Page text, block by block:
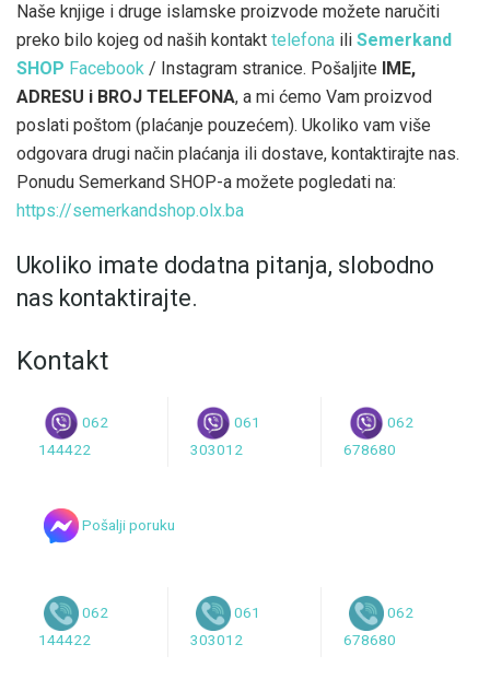
Naše knjige i druge islamske proizvode možete naručiti
preko bilo kojeg od naših kontakt telefona ili Semerkand
SHOP Facebook / Instagram stranice. Pošaljite
IME,
ADRESU i BROJ TELEFONA, a mi ćemo Vam proizvod
poslati poštom (plaćanje pouzećem). Ukoliko vam više
odgovara drugi način plaćanja ili dostave, kontaktirajte nas.
Ponudu Semerkand SHOP-a možete pogledati na:
https://semerkandshop.olx.ba
Ukoliko imate dodatna pitanja, slobodno
nas kontaktirajte.
Kontakt
062
144422
061
303012
062
678680
Pošalji poruku
062
144422
061
303012
062
678680